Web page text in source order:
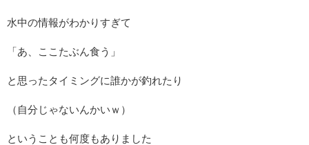
水中の情報がわかりすぎて
「あ、ここたぶん食う」
と思ったタイミングに誰かが釣れたり
（自分じゃないんかいｗ）
ということも何度もありました